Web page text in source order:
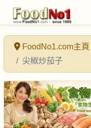
FoodNo1.com主頁
尖椒炒茄子